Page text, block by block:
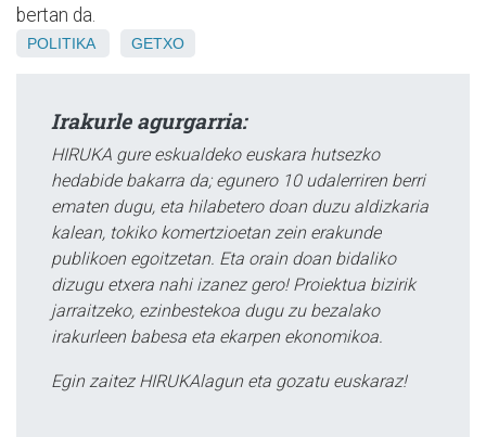
bertan da.
POLITIKA GETXO
Irakurle agurgarria:
HIRUKA gure eskualdeko euskara hutsezko
hedabide bakarra da; egunero 10 udalerriren berri
ematen dugu, eta hilabetero doan duzu aldizkaria
kalean, tokiko komertzioetan zein erakunde
publikoen egoitzetan. Eta orain doan bidaliko
dizugu etxera nahi izanez gero! Proiektua bizirik
jarraitzeko, ezinbestekoa dugu zu bezalako
irakurleen babesa eta ekarpen ekonomikoa.
Egin zaitez HIRUKAlagun eta gozatu euskaraz!